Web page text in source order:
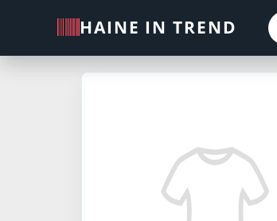
HAINE IN TREND